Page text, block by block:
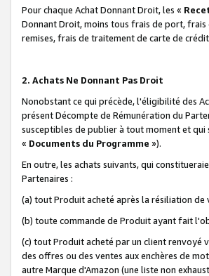
Pour chaque Achat Donnant Droit, les «
Donnant Droit, moins tous frais de port, frais
remises, frais de traitement de carte de
2. Achats Ne Donnant Pas Droit
Nonobstant ce qui précède, l'éligibilité des
présent Décompte de Rémunération du
susceptibles de publier à tout moment et
« Documents du Programme »).
En outre, les achats suivants, qui
Partenaires :
(a) tout Produit acheté après la résiliation de
(b) toute commande de Produit ayant fait
(c) tout Produit acheté par un client renvoyé
des offres ou des ventes aux enchères de
autre Marque d'Amazon (une liste non